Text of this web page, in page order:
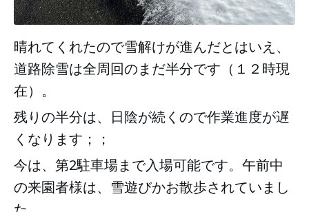
晴れてくれたので雪解けが進んだとはいえ、
道路除雪は全周回のまだ半分です（１２時現
在）。
残りの半分は、日陰が続くので作業進度が遅
くなります；；
今は、第2駐車場まで入場可能です。午前中
の来園者様は、雪遊びかお散歩されていまし